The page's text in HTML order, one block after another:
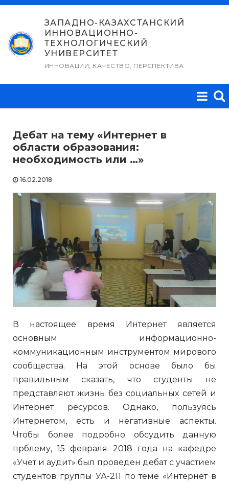
Перейти
содержимому
ЗАПАДНО-КАЗАХСТАНСКИЙ
ИННОВАЦИОННО-
ТЕХНОЛОГИЧЕСКИЙ
УНИВЕРСИТЕТ
ИННОВАЦИИ, КАЧЕСТВО, ПЕРСПЕКТИВА
Дебат на тему «Интернет в
области образования:
необходимость или …»
16.02.2018
В настоящее время Интернет является
основным информационно-
коммуникационным инструментом мирового
сообщества. На этой основе было бы
правильным сказать, что студенты не
представляют жизнь без социальных сетей и
Интернет ресурсов. Однако, пользуясь
Интернетом, есть и негативные аспекты.
Чтобы более подробно обсудить данную
прблему, 15 февраля 2018 года на кафедре
«Учет и аудит» был проведен дебат с участием
студентов группы УА-211 по теме «Интернет в